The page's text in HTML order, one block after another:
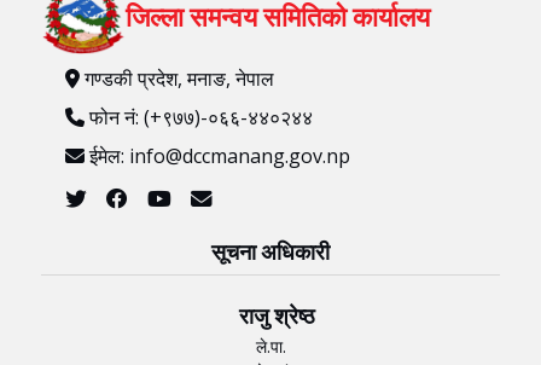
जिल्ला समन्वय समितिको कार्यालय
गण्डकी प्रदेश, मनाङ, नेपाल
फोन नं: (+९७७)-०६६-४४०२४४
ईमेल: info@dccmanang.gov.np
सूचना अधिकारी
राजु श्रेष्ठ
ले.पा.